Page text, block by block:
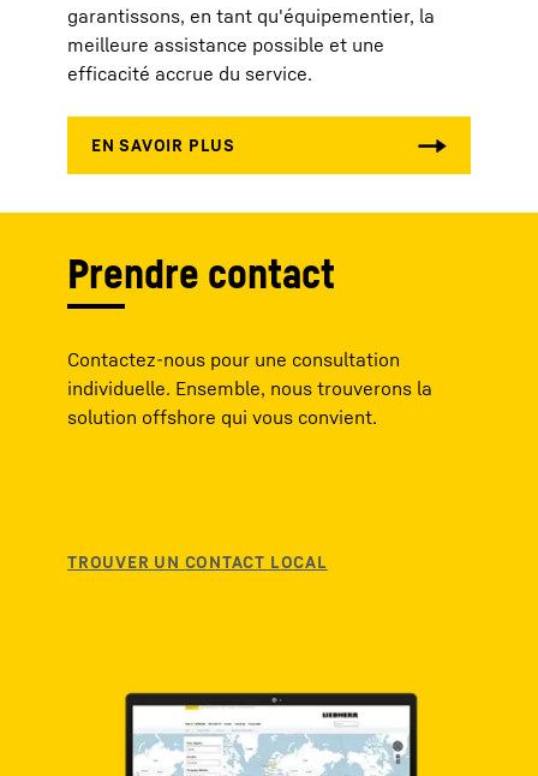
garantissons, en tant qu'équipementier, la
meilleure assistance possible et une
efficacité accrue du service.
Prendre contact
Contactez-nous pour une consultation
individuelle. Ensemble, nous trouverons la
solution offshore qui vous convient.